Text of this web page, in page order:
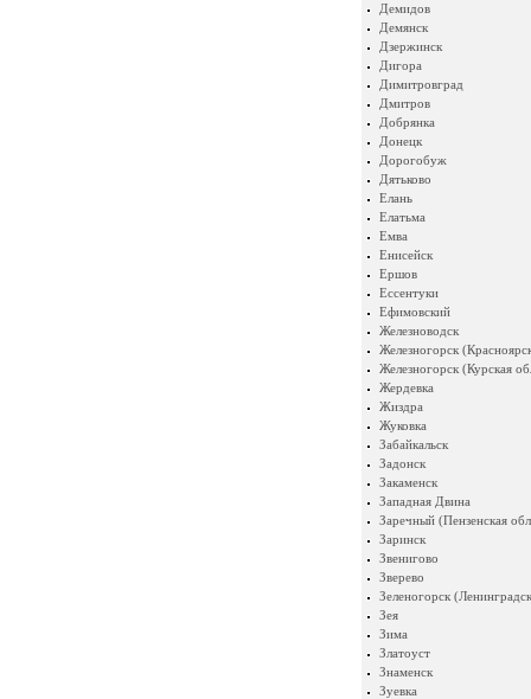
Демидов
Демянск
Дзержинск
Дигора
Димитровград
Дмитров
Добрянка
Донецк
Дорогобуж
Дятьково
Елань
Елатьма
Емва
Енисейск
Ершов
Ессентуки
Ефимовский
Железноводск
Железногорск
Железногорск (Курская
Жердевка
Жиздра
Жуковка
Забайкальск
Задонск
Закаменск
Западная Двина
Заречный (Пензенская
Заринск
Звенигово
Зверево
Зеленогорск
Зея
Зима
Златоуст
Знаменск
Зуевка